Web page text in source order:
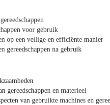
voor gebruik
op een veilige en efficiënte manier
gereedschappen na gebruik
gereedschappen en materieel
van gebruikte machines en